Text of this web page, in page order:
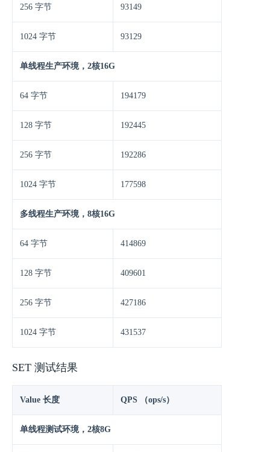
256 字节 93149
1024 字节 93129
单线程生产环境，2核16G
64 字节 194179
128 字节 192445
256 字节 192286
1024 字节 177598
多线程生产环境，8核16G
64 字节 414869
128 字节 409601
256 字节 427186
1024 字节 431537
SET 测试结果
Value 长度 QPS （ops/s）
单线程测试环境，2核8G